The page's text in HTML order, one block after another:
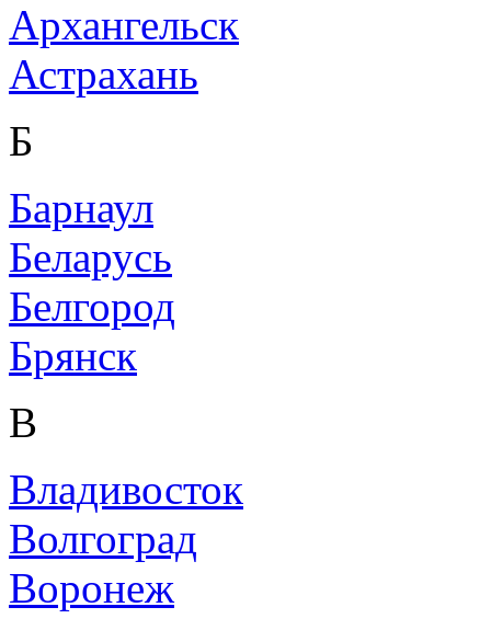
Архангельск
Астрахань
Б
Барнаул
Беларусь
Белгород
Брянск
В
Владивосток
Волгоград
Воронеж